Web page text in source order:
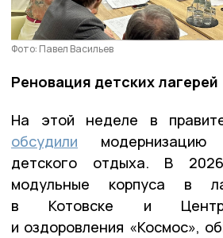
Фото: Павел Васильев
Реновация детских лагерей
На этой неделе в
обсудили модернизацию
детского отдыха. В
модульные корпуса в
в Котовске и
и оздоровления «Космос»,